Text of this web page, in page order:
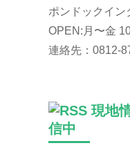
ポンドックイン
OPEN:月〜金
連絡先：0812-
現地
信中